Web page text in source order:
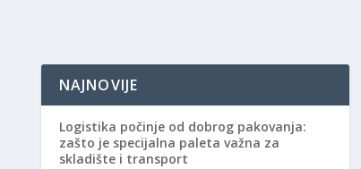
NAJNOVIJE
Logistika počinje od dobrog pakovanja:
zašto je specijalna paleta važna za
skladište i transport